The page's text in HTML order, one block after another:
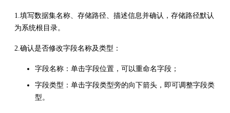
1.填写数据集名称、存储路径、描述信息并确认，存储路径默认
为系统根目录。
2.确认是否修改字段名称及类型：
字段名称：单击字段位置，可以重命名字段；
字段类型：单击字段类型旁的向下箭头，即可调整字段类
型。